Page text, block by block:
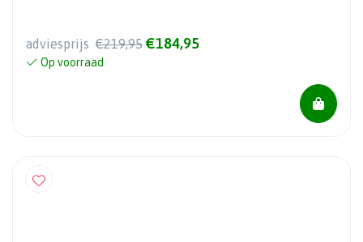
adviesprijs €219,95 €184,95
Op voorraad